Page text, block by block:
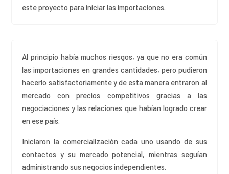
este proyecto para iniciar las importaciones.
Al principio había muchos riesgos, ya que no era común
las importaciones en grandes cantidades, pero pudieron
hacerlo satisfactoriamente y de esta manera entraron al
mercado con precios competitivos gracias a las
negociaciones y las relaciones que habían logrado crear
en ese país.
Iniciaron la comercialización cada uno usando de sus
contactos y su mercado potencial, mientras seguían
administrando sus negocios independientes.